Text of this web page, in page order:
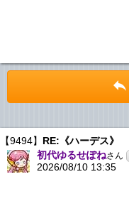
【9494】 RE:《ハーデス》
初代ゆるせぽねさん
2026/08/10 13:35